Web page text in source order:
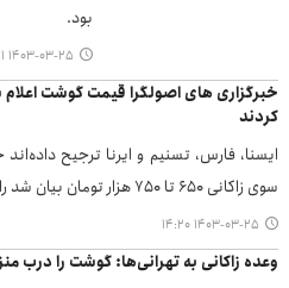
بود.
۱۴۰۳-۰۳-۲۵ ۲۲:۲۱
خبرگزاری های اصولگرا قیمت گوشت اعلام
کردند
ایسنا، فارس، تسنیم و ایرنا ترجیح
سوی زاکانی ۶۵۰ تا ۷۵۰ هزار تومان بیان شد را در خبرهای…
۱۴۰۳-۰۳-۲۵ ۱۴:۲۰
وعده زاکانی به تهرانی‌ها: گوشت را درب